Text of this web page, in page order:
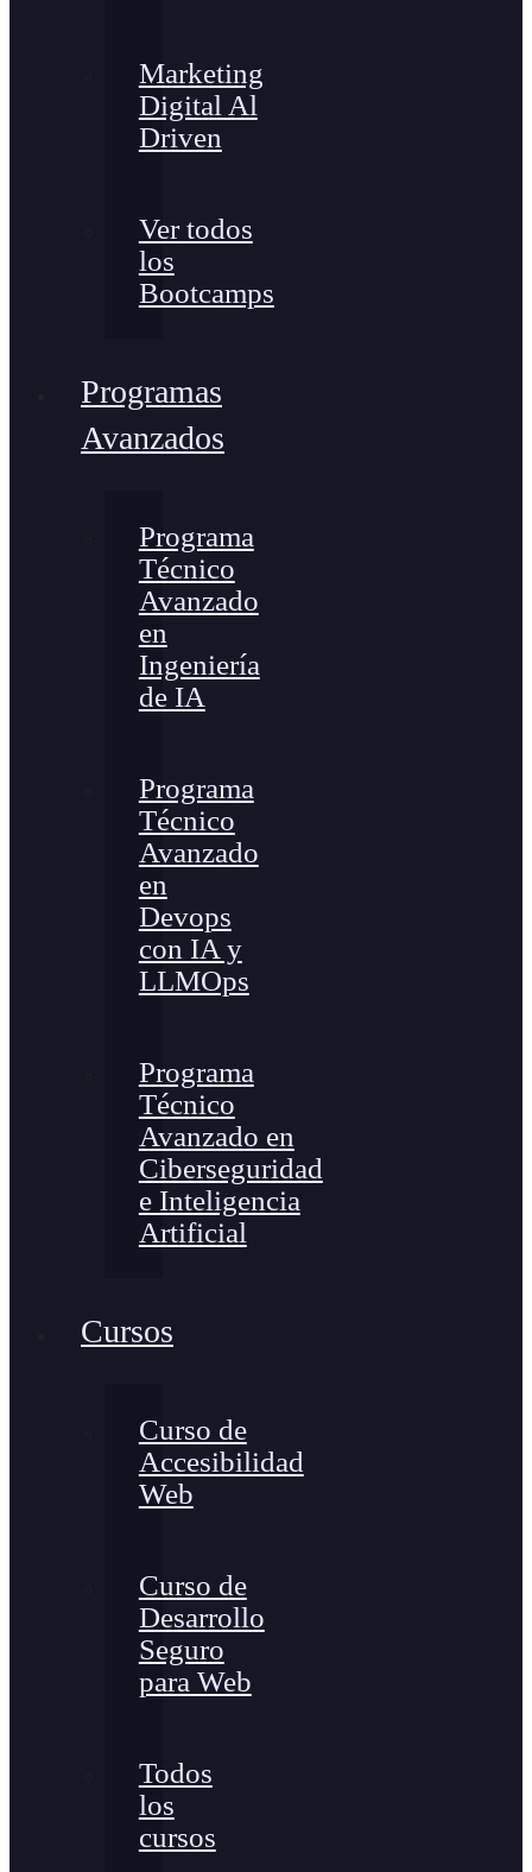
Marketing
Digital Al
Driven
Ver todos
los
Bootcamps
Programas
Avanzados
Programa
Técnico
Avanzado
en
Ingeniería
de IA
Programa
Técnico
Avanzado
en
Devops
con IA y
LLMOps
Programa
Técnico
Avanzado en
Ciberseguridad
e Inteligencia
Artificial
Cursos
Curso de
Accesibilidad
Web
Curso de
Desarrollo
Seguro
para Web
Todos
los
cursos